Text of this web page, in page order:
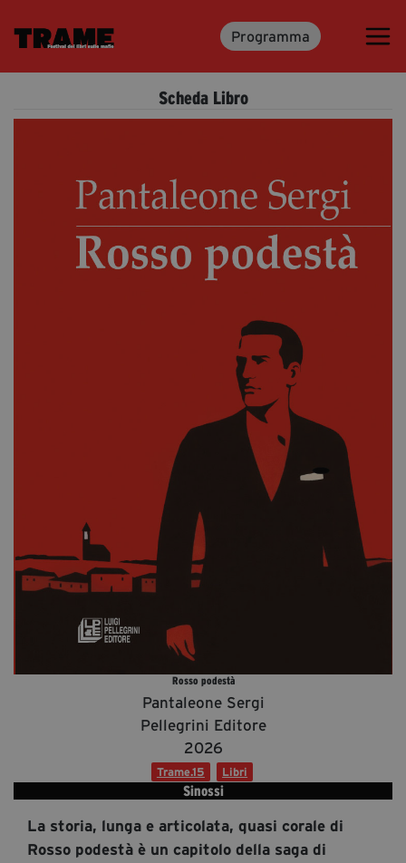
Programma
Trame.15
Media & Press
News & Kit
Accrediti Stampa
Fondazione Trame
Chi Siamo
Civico Trame
#Trameascuola
Visioni Civiche
Mostra 3D - Visioni Civiche
Archivio Storico
segreteria@tramefestival.it
info@tramefestival.it
Scheda Libro
Sinossi
La storia, lunga e articolata, quasi corale di
Rosso podestà è un capitolo della saga di
Rosso podestà
Pantaleone Sergi
Pellegrini Editore
2026
Trame.15 Libri